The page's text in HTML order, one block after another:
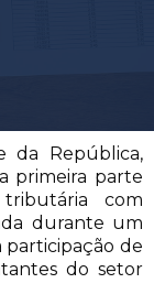
da República,
primeira parte
com
durante um
participação de
do setor